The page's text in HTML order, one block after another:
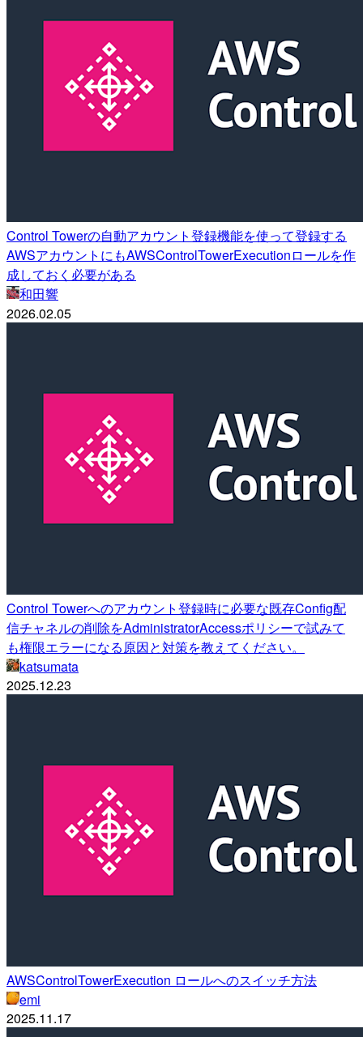
Control Towerの自動アカウント登録機能を使って登録する
AWSアカウントにもAWSControlTowerExecutionロールを作
成しておく必要がある
和田響
2026.02.05
Control Towerへのアカウント登録時に必要な既存Config配
信チャネルの削除をAdministratorAccessポリシーで試みて
も権限エラーになる原因と対策を教えてください。
katsumata
2025.12.23
AWSControlTowerExecution ロールへのスイッチ方法
emi
2025.11.17